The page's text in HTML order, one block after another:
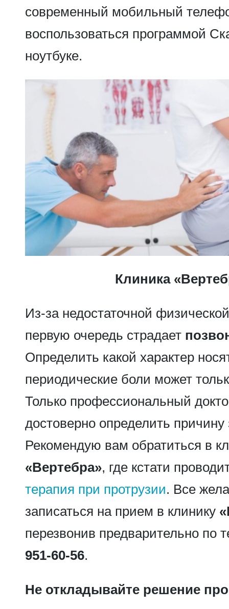
современный мобильный
воспользоваться программой
ноутбуке.
Клиника
Из-за недостаточной
первую очередь страдает
Определить какой характер
периодические боли может
Только профессиональный
достоверно определить
Рекомендую вам обратиться в
«Вертебра», где кстати
терапия при протрузии. Все
записаться на прием в клинику
перезвонив предварительно по
951-60-56.
Не откладывайте решение